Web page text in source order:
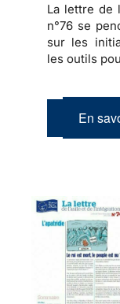
La lettre de
n°76 se
sur les
les outils
En